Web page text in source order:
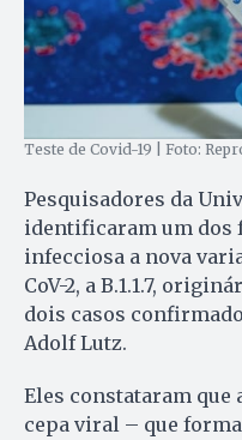
Teste de Covid-19 | Foto:
Pesquisadores da
identificaram um dos
infecciosa a nova
CoV-2, a B.1.1.7,
dois casos
Adolf Lutz.
Eles constataram que
cepa viral – que